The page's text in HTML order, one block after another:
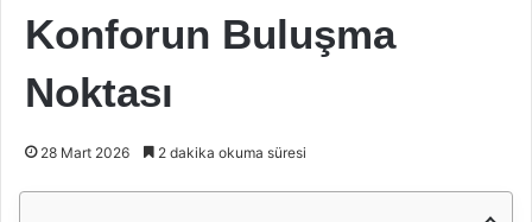
Konforun Buluşma
Noktası
28 Mart 2026 2 dakika okuma süresi